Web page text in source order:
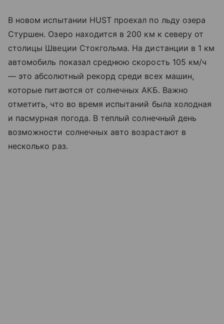
В новом испытании HUST проехал по льду озера
Стуршен. Озеро находится в 200 км к северу от
столицы Швеции Стокгольма. На дистанции в 1 км
автомобиль показал среднюю скорость 105 км/ч
— это абсолютный рекорд среди всех машин,
которые питаются от солнечных АКБ. Важно
отметить, что во время испытаний была холодная
и пасмурная погода. В теплый солнечный день
возможности солнечных авто возрастают в
несколько раз.